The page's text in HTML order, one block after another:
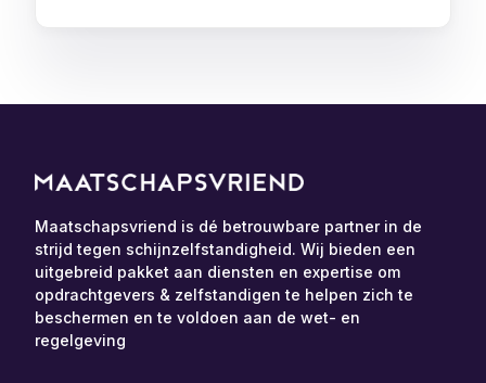
Maatschapsvriend is dé betrouwbare partner in de
strijd tegen schijnzelfstandigheid. Wij bieden een
uitgebreid pakket aan diensten en expertise om
opdrachtgevers & zelfstandigen te helpen zich te
beschermen en te voldoen aan de wet- en
regelgeving